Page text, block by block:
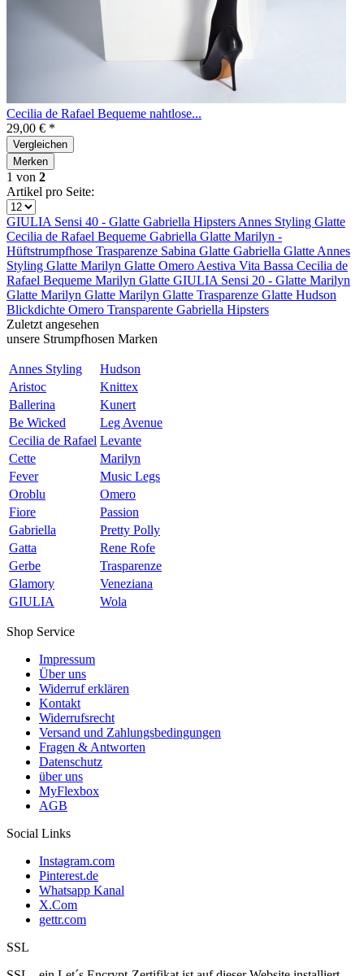
Cecilia de Rafael Bequeme nahtlose...
29,00 € *
Vergleichen
Merken
1 von 2
Artikel pro Seite:
GIULIA Sensi 40 - Glatte Gabriella Hipsters Annes Styling Glatte
Cecilia de Rafael Bequeme Gabriella Glatte Marilyn -
Hüftstrumpfhose Trasparenze Sabina Glatte Gabriella Glatte Annes
Styling Glatte Marilyn Glatte Omero Aestiva Vita Bassa Cecilia de
Rafael Bequeme Marilyn Glatte GIULIA Sensi 20 - Glatte Marilyn
Glatte Marilyn Glatte Marilyn Glatte Trasparenze Glatte Hudson
Blickdichte Omero Transparente Gabriella Hipsters
Zuletzt angesehen
unsere Strumpfhosen Marken
Annes Styling
Hudson
Aristoc
Knittex
Ballerina
Kunert
Be Wicked
Leg Avenue
Cecilia de Rafael Levante
Cette
Marilyn
Fever
Music Legs
Oroblu
Omero
Fiore
Passion
Gabriella
Pretty Polly
Gatta
Rene Rofe
Gerbe
Trasparenze
Glamory
Veneziana
GIULIA
Wola
Shop Service
Impressum
Über uns
Widerruf erklären
Kontakt
Widerrufsrecht
Versand und Zahlungsbedingungen
Fragen & Antworten
Datenschutz
über uns
MyFlexbox
AGB
Social Links
Instagram.com
Pinterest.de
Whatsapp Kanal
X.Com
gettr.com
SSL